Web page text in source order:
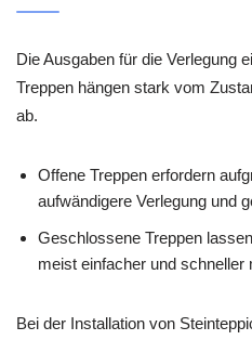
Die Ausgaben für die Verlegung
Treppen hängen stark vom
ab.
Offene Treppen erfordern
aufwändigere Verlegung und
Geschlossene Treppen
meist einfacher und
Bei der Installation von